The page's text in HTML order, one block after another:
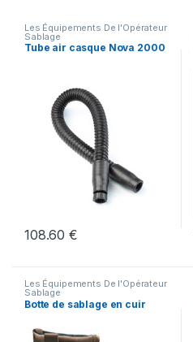
Les Équipements De l'Opérateur
Sablage
Tube air casque Nova 2000
108.60€
Les Équipements De l'Opérateur
Sablage
Botte de sablage en cuir